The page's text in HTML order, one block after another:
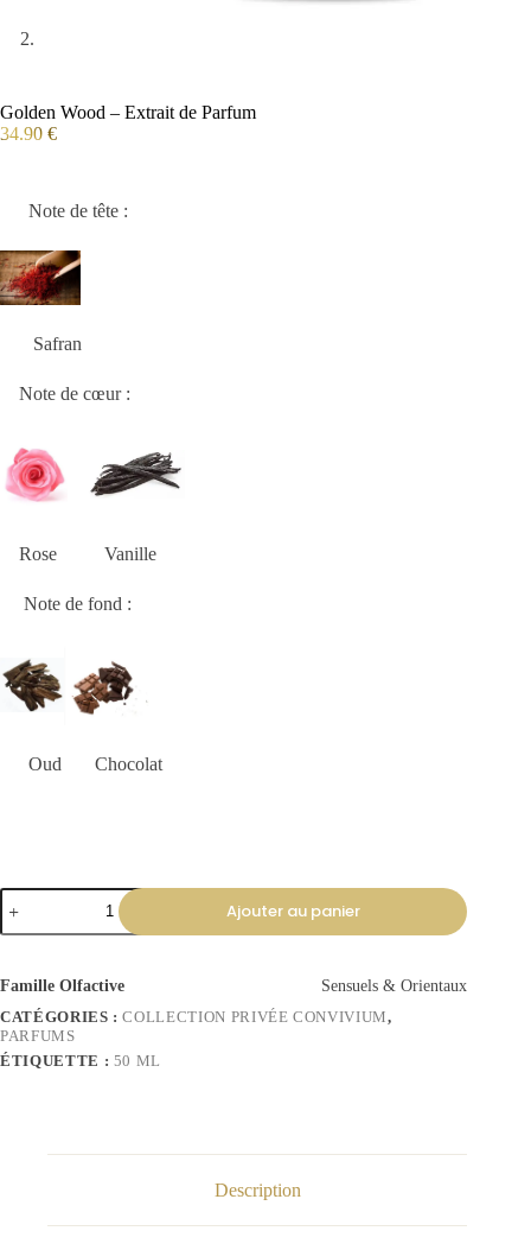
Golden Wood – Extrait de Parfum
34.90 €
Note de tête :
Safran
Note de cœur :
Rose Vanille
Note de fond :
Oud Chocolat
Ajouter au panier
Famille Olfactive
Sensuels & Orientaux
CATÉGORIES :COLLECTION PRIVÉE CONVIVIUM,
PARFUMS
ÉTIQUETTE : 50 ML
Description